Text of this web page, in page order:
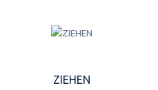
ZIEHEN